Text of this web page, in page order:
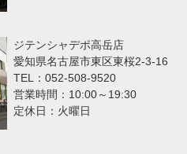
ジテンシャデポ高岳店
愛知県名古屋市東区東桜2-3-16
TEL：052-508-9520
営業時間：10:00～19:30
定休日：火曜日